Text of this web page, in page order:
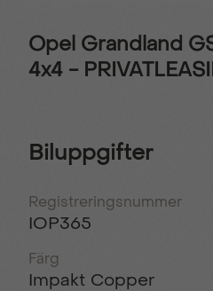
Opel Grandland
4x4 -
Biluppgifter
Registreringsnummer
IOP365
Färg
Impakt Copper